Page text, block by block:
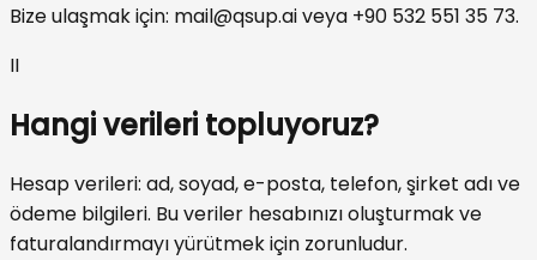
Bize ulaşmak için: mail@qsup.aiveya +90 532 551 35 73.
II
Hangi verileri topluyoruz?
Hesap verileri: ad, soyad, e-posta, telefon, şirket adı ve
ödeme bilgileri. Bu veriler hesabınızı oluşturmak ve
faturalandırmayı yürütmek için zorunludur.